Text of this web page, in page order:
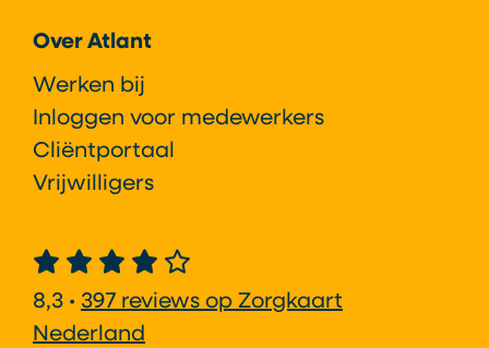
Over Atlant
Werken bij
Inloggen voor medewerkers
Cliëntportaal
Vrijwilligers
8,3 • 397 reviews op Zorgkaart
Nederland